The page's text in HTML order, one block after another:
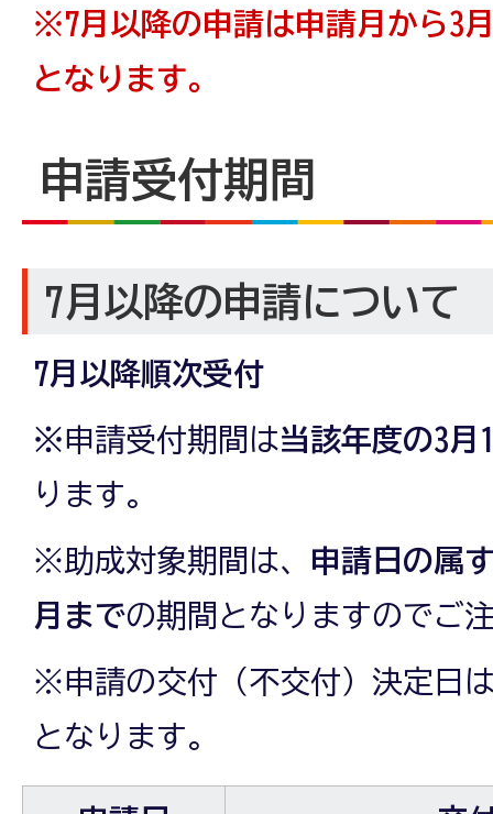
※7月以降の申請は申請月から3
となります。
申請受付期間
7月以降の申請について
7月以降順次受付
※申請受付期間は当該年度の3月
ります。
※助成対象期間は、 申請日の属
月までの期間となりますのでご
※申請の交付（不交付）決定日
となります。